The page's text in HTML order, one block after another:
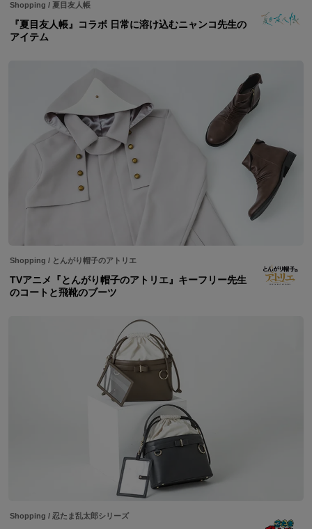
Shopping / 夏目友人帳
『夏目友人帳』コラボ 日常に溶け込むニャンコ先生の
アイテム
Shopping / とんがり帽子のアトリエ
TVアニメ『とんがり帽子のアトリエ』キーフリー先生
のコートと飛靴のブーツ
Shopping / 忍たま乱太郎シリーズ